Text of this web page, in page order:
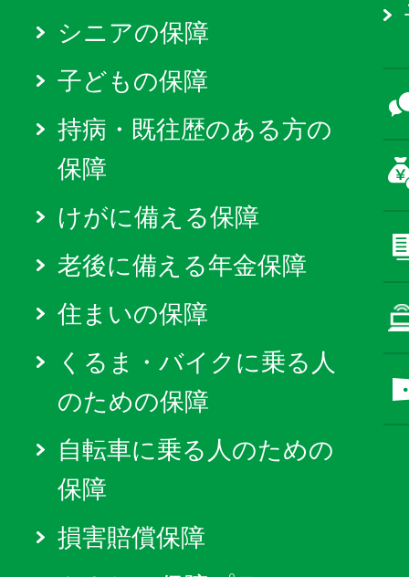
シニアの保障
子どもの保障
持病・既往歴のある方の
保障
けがに備える保障
老後に備える年金保障
住まいの保障
くるま・バイクに乗る人
のための保障
自転車に乗る人のための
保障
損害賠償保障